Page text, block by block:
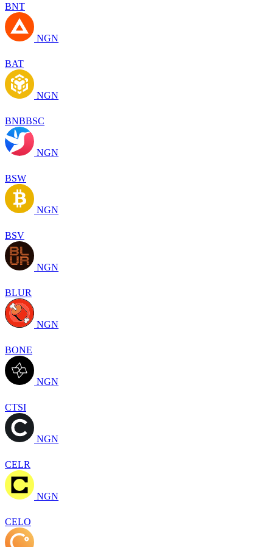
BNT
NGN
BAT
NGN
BNBBSC
NGN
BSW
NGN
BSV
NGN
BLUR
NGN
BONE
NGN
CTSI
NGN
CELR
NGN
CELO